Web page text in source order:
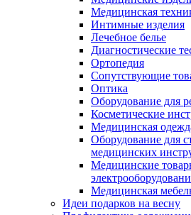
Медицинская
Интимные изделия
Лечебное белье
Диагностические
Ортопедия
Сопутствующие
Оптика
Оборудование для
Косметические
Медицинская
Оборудование для
медицинских
Медицинские
Медицинская
Идеи подарков на весну